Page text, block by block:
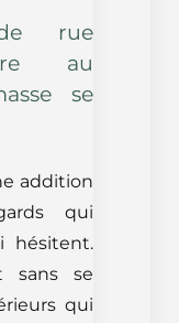
rue
au
se
addition
qui
hésitent.
sans se
qui